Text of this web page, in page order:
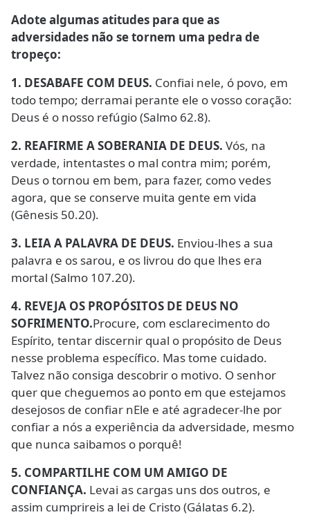
Adote algumas atitudes para que as
adversidades não se tornem uma pedra de
tropeço:
1. DESABAFE COM DEUS. Confiai nele, ó povo, em
todo tempo; derramai perante ele o vosso coração:
Deus é o nosso refúgio (Salmo 62.8).
2. REAFIRME A SOBERANIA DE DEUS. Vós, na
verdade, intentastes o mal contra mim; porém,
Deus o tornou em bem, para fazer, como vedes
agora, que se conserve muita gente em vida
(Gênesis 50.20).
3. LEIA A PALAVRA DE DEUS. Enviou-lhes a sua
palavra e os sarou, e os livrou do que lhes era
mortal (Salmo 107.20).
4. REVEJA OS PROPÓSITOS DE DEUS NO
SOFRIMENTO.Procure, com esclarecimento do
Espírito, tentar discernir qual o propósito de Deus
nesse problema específico. Mas tome cuidado.
Talvez não consiga descobrir o motivo. O senhor
quer que cheguemos ao ponto em que estejamos
desejosos de confiar nEle e até agradecer-lhe por
confiar a nós a experiência da adversidade, mesmo
que nunca saibamos o porquê!
5. COMPARTILHE COM UM AMIGO DE
CONFIANÇA. Levai as cargas uns dos outros, e
assim cumprireis a lei de Cristo (Gálatas 6.2).